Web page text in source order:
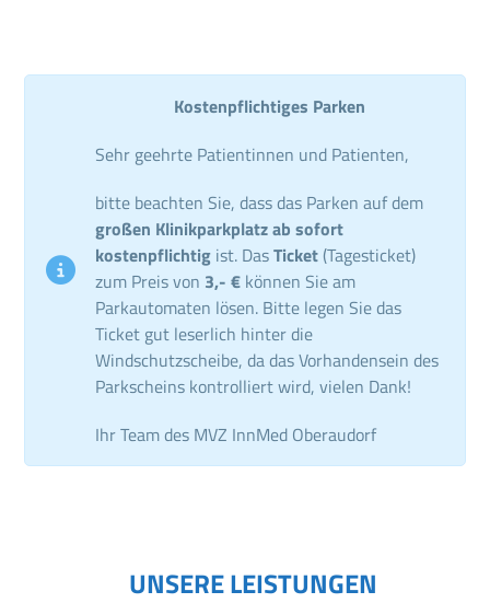
Kostenpflichtiges Parken
Sehr geehrte Patientinnen und Patienten,
bitte beachten Sie, dass das Parken auf dem
großen Klinikparkplatz ab sofort
kostenpflichtig ist. DasTicket (Tagesticket)
zum Preis von 3,- € können Sie am
Parkautomaten lösen. Bitte legen Sie das
Ticket gut leserlich hinter die
Windschutzscheibe, da das Vorhandensein des
Parkscheins kontrolliert wird, vielen Dank!
Ihr Team des MVZ InnMed Oberaudorf
UNSERE LEISTUNGEN